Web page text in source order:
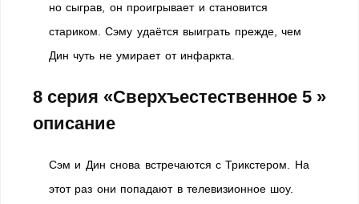
но сыграв, он проигрывает и становится
стариком. Сэму удаётся выиграть прежде, чем
Дин чуть не умирает от инфаркта.
8 серия «Сверхъестественное 5 »
описание
Сэм и Дин снова встречаются с Трикстером. На
этот раз они попадают в телевизионное шоу.